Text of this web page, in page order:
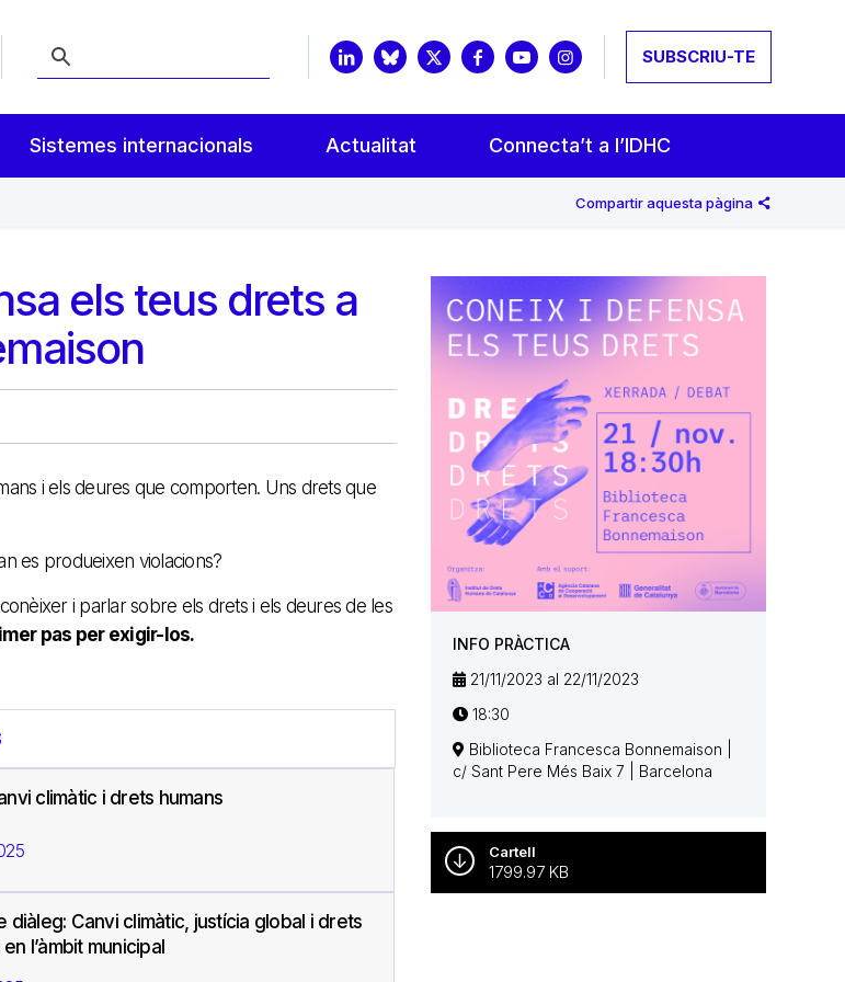
SUBSCRIU-TE
Sistemes internacionals Actualitat Connecta’t a l’IDHC
Compartir aquesta pàgina
els teus drets a
i els deures que comporten. Uns drets que
es produeixen violacions?
i parlar sobre els drets i els deures de les
pas per exigir-los.
climàtic i drets humans
diàleg: Canvi climàtic, justícia global i drets
l’àmbit municipal
INFO PRÀCTICA
21/11/2023 al 22/11/2023
18:30
Biblioteca Francesca Bonnemaison |
c/ Sant Pere Més Baix 7 | Barcelona
Cartell
1799.97 KB